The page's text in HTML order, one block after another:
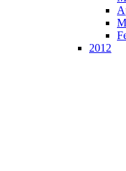
2012